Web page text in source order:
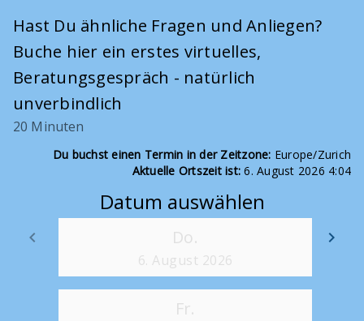
Hast Du ähnliche Fragen und Anliegen?
Buche hier ein erstes virtuelles,
Beratungsgespräch - natürlich
unverbindlich
20 Minuten
Du buchst einen Termin in der Zeitzone: Europe/Zurich
Aktuelle Ortszeit ist: 6. August 2026 4:04
Datum auswählen
keyboard_arrow_left
keyboard_arrow_right
Do.
6. August 2026
Fr.